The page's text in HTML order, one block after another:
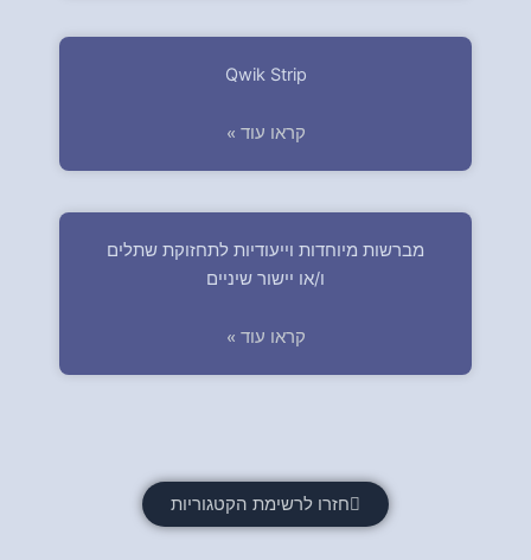
Qwik Strip
קראו עוד »
מברשות מיוחדות וייעודיות לתחזוקת שתלים
ו/או יישור שיניים
קראו עוד »
חזרו לרשימת הקטגוריות